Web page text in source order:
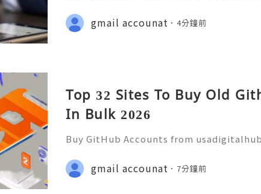
pp :+1 (506) 541-7768
b 💫💎💲💫🌐✨💎Discord: usadigitalhub
gmail accounat 4分鐘前
Top 32 Sites To Buy Old
In Bulk 2026
Buy GitHub Accounts from
pp :+1 (506) 541-7768
b 💫💎💲💫🌐✨💎Discord: usadigitalhub
gmail accounat 7分鐘前